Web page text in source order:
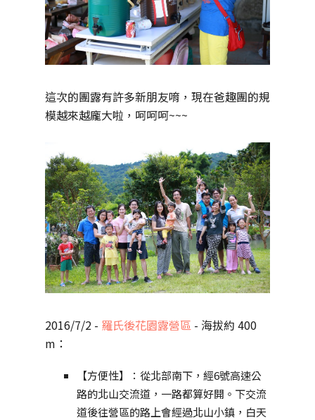
這次的團露有許多新朋友唷，現在爸趣團的規
模越來越龐大啦，呵呵呵~~~
2016/7/2 - 羅氏後花園露營區 - 海拔約 400
m：
【方便性】：從北部南下，經6號高速公
路的北山交流道，一路都算好開。下交流
道後往營區的路上會經過北山小鎮，白天